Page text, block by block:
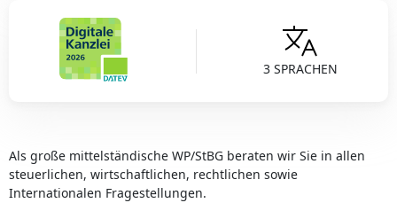
3 SPRACHEN
Als große mittelständische WP/StBG beraten wir Sie in allen
steuerlichen, wirtschaftlichen, rechtlichen sowie
Internationalen Fragestellungen.